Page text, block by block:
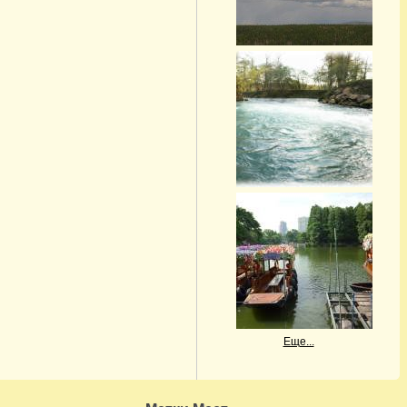
Еще...